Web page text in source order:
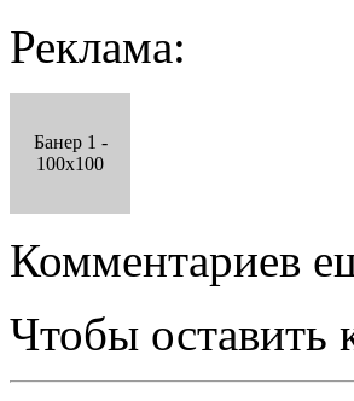
Реклама:
Банер 1 -
100x100
Комментариев
Чтобы оставить